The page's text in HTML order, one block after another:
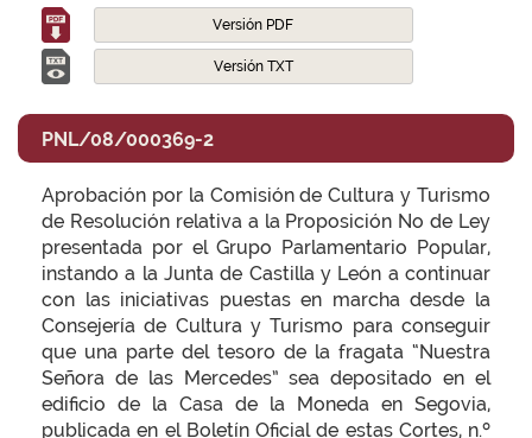
Versión PDF
Versión TXT
PNL/08/000369-2
Aprobación por la Comisión de Cultura y Turismo
de Resolución relativa a la Proposición No de Ley
presentada por el Grupo Parlamentario Popular,
instando a la Junta de Castilla y León a continuar
con las iniciativas puestas en marcha desde la
Consejería de Cultura y Turismo para conseguir
que una parte del tesoro de la fragata “Nuestra
Señora de las Mercedes” sea depositado en el
edificio de la Casa de la Moneda en Segovia,
publicada en el Boletín Oficial de estas Cortes, n.º